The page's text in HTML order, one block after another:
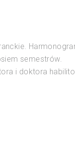
semestrów.
i doktora